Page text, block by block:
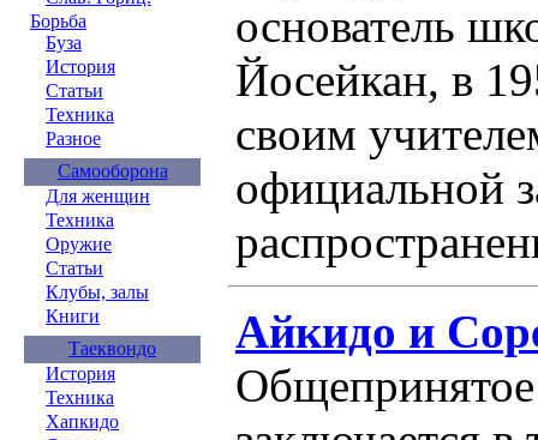
Борьба
Буза
История
Статьи
Техника
Разное
Самооборона
Для женщин
Техника
Оружие
Статьи
Клубы, залы
Книги
Таеквондо
История
Техника
Хапкидо
основатель
Йосейкан, в
своим
официальной
Айкидо и